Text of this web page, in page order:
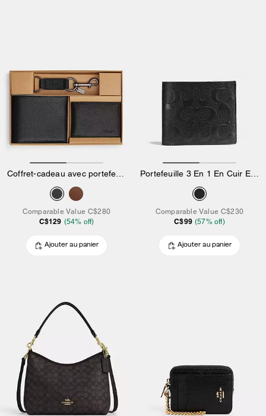
Coffret-cadeau avec portefeuille 3 en 1
Comparable Value C$280
C$129 (54% off)
Ajouter au panier
Portefeuille 3 En 1 En Cuir Exclusif
Comparable Value C$230
C$99 (57% off)
Ajouter au panier